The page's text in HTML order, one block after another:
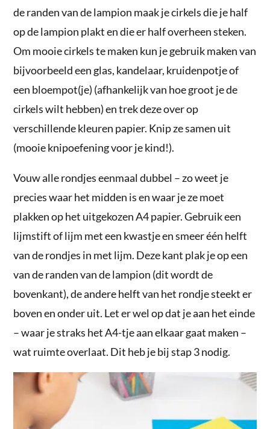
de randen van de lampion maak je cirkels die je half
op de lampion plakt en die er half overheen steken.
Om mooie cirkels te maken kun je gebruik maken van
bijvoorbeeld een glas, kandelaar, kruidenpotje of
een bloempot(je) (afhankelijk van hoe groot je de
cirkels wilt hebben) en trek deze over op
verschillende kleuren papier. Knip ze samen uit
(mooie knipoefening voor je kind!).
Vouw alle rondjes eenmaal dubbel – zo weet je
precies waar het midden is en waar je ze moet
plakken op het uitgekozen A4 papier. Gebruik een
lijmstift of lijm met een kwastje en smeer één helft
van de rondjes in met lijm. Deze kant plak je op een
van de randen van de lampion (dit wordt de
bovenkant), de andere helft van het rondje steekt er
boven en onder uit. Let er wel op dat je aan het einde
– waar je straks het A4-tje aan elkaar gaat maken –
wat ruimte overlaat. Dit heb je bij stap 3 nodig.